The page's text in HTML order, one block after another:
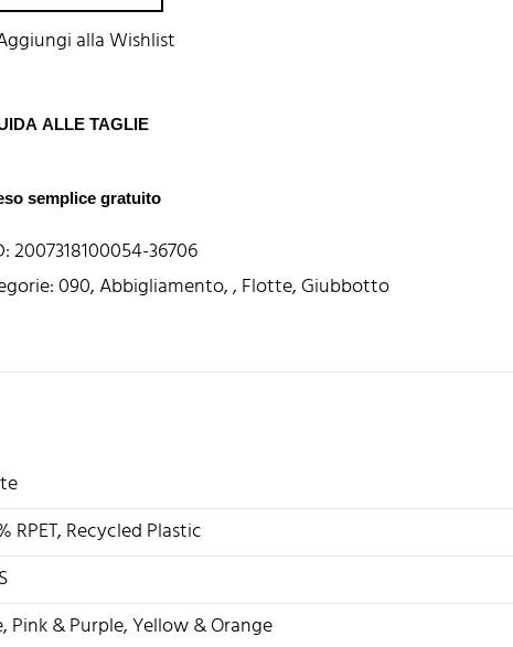
alla Wishlist
ALLE TAGLIE
semplice gratuito
2007318100054-36706
090,Abbigliamento,, Flotte, Giubbotto
RPET, Recycled Plastic
Pink & Purple, Yellow & Orange